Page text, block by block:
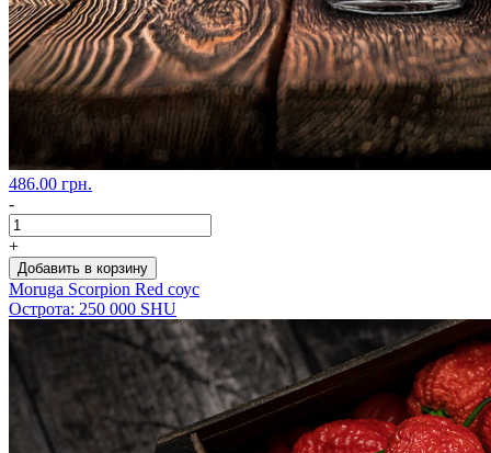
486.00 грн.
-
+
Добавить в корзину
Moruga Scorpion Red соус
Острота: 250 000 SHU